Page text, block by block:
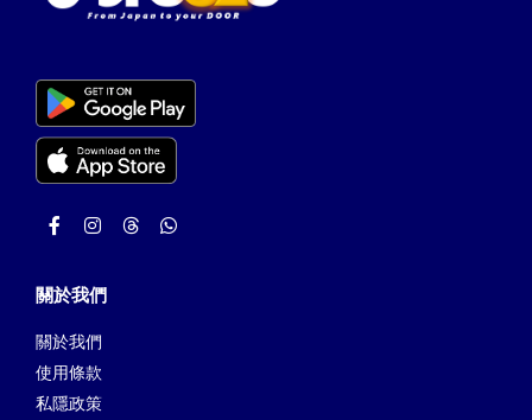
關於我們
關於我們
使用條款
私隱政策